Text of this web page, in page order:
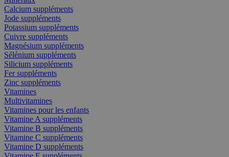
Calcium suppléments
Jode suppléments
Potassium suppléments
Cuivre suppléments
Magnésium suppléments
Sélénium suppléments
Silicium suppléments
Fer suppléments
Zinc suppléments
Vitamines
Multivitamines
Vitamines pour les enfants
Vitamine A suppléments
Vitamine B suppléments
Vitamine C suppléments
Vitamine D suppléments